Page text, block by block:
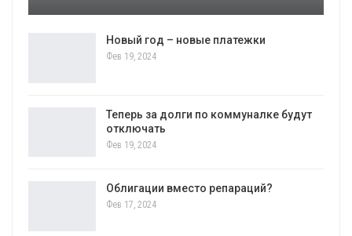
Новый год – новые платежки
Фев 19, 2024
Теперь за долги по коммуналке будут
отключать
Фев 19, 2024
Облигации вместо репараций?
Фев 17, 2024